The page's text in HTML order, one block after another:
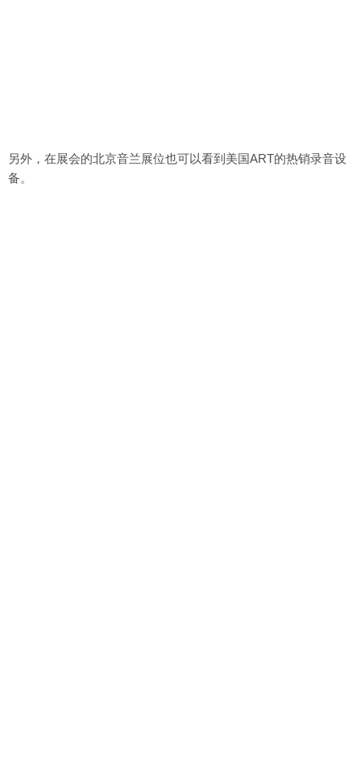
另外，在展会的北京音兰展位也可以看到美国ART的热销录音设
备。